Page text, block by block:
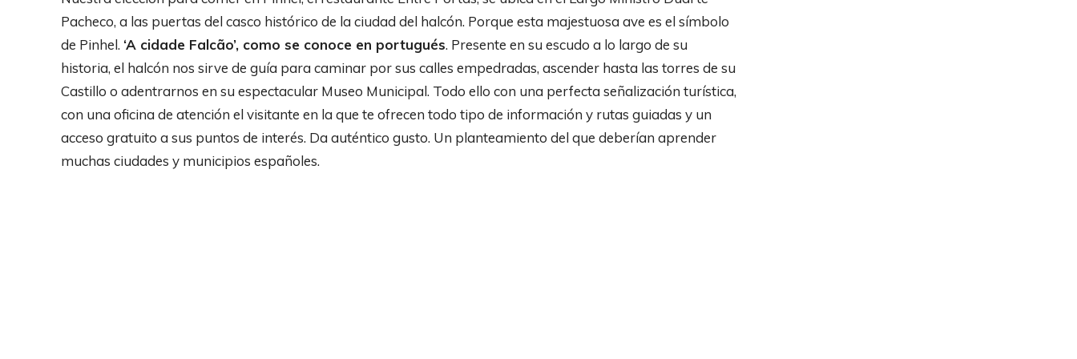
Pacheco, a las puertas del casco histórico de la ciudad del halcón. Porque esta majestuosa ave es el símbolo
de Pinhel. ‘A cidade Falcão’, como se conoce en portugués. Presente en su escudo a lo largo de su
historia, el halcón nos sirve de guía para caminar por sus calles empedradas, ascender hasta las torres de su
Castillo o adentrarnos en su espectacular Museo Municipal. Todo ello con una perfecta señalización turística,
con una oficina de atención el visitante en la que te ofrecen todo tipo de información y rutas guiadas y un
acceso gratuito a sus puntos de interés. Da auténtico gusto. Un planteamiento del que deberían aprender
muchas ciudades y municipios españoles.